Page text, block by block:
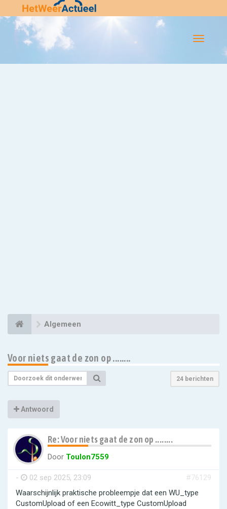
Flip-
Algemeen
Voor niets gaat de zon op ........
24 berichten
Antwoord
Re: Voor niets gaat de zon op ........
Door Toulon7559
- 02 sep 2025, 23:09
#76129
Waarschijnlijk praktische probleempje dat een WU_type
CustomUpload of een Ecowitt_type CustomUpload